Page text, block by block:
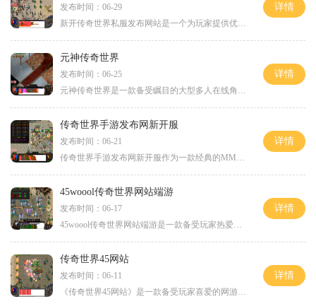
发布时间：06-29
新开传奇世界私服发布网站是一个为玩家提供优质游戏体验的平台。在这个网站上，玩家可以通过下载游戏客户端，进入传奇世界的虚拟世界，与其他玩家一同探索、战斗，并体验无与
详情
元神传奇世界
发布时间：06-25
元神传奇世界是一款备受瞩目的大型多人在线角色扮演游戏。在这个充满奇幻亮丽的世界中，玩家可以选择各种职业，与其他玩家一起展开冒险之旅。今天我们就来了解一下这款游戏的
详情
传奇世界手游发布网新开服
发布时间：06-21
传奇世界手游发布网新开服作为一款经典的MMORPG游戏，《传奇世界》曾经深受玩家的喜爱，这款经典游戏又以全新的姿态进入到我们的手机中。传奇世界手游发布网新开服，为广大玩家
详情
45woool传奇世界网站端游
发布时间：06-17
45woool传奇世界网站端游是一款备受玩家热爱的传奇类网页游戏。传奇世界作为经典游戏的代表之一，在玩家心中一直占据着重要的位置。在45woool传奇世界网站端游中，你将体验到原汁原
详情
传奇世界45网站
发布时间：06-11
《传奇世界45网站》是一款备受玩家喜爱的网游，它融合了传奇类游戏中的经典元素，为玩家带来了无数的乐趣和激动。作为最受欢迎的传世版本之一，传奇世界45网站不仅拥有着较高的
详情